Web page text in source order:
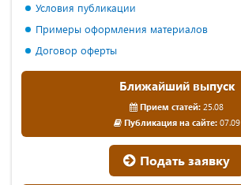
Условия публикации
Примеры оформления материалов
Договор оферты
Ближайший выпуск
Прием статей: 25.08
Публикация на сайте:07.09
Подать заявку